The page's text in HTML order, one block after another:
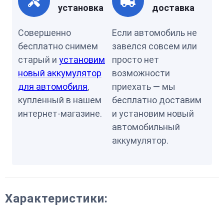
установка
Совершенно
бесплатно снимем
старый и установим
новый аккумулятор
для автомобиля,
купленный в нашем
интернет-магазине.
доставка
Если автомобиль не
завелся совсем или
просто нет
возможности
приехать — мы
бесплатно доставим
и установим новый
автомобильный
аккумулятор.
Характеристики: